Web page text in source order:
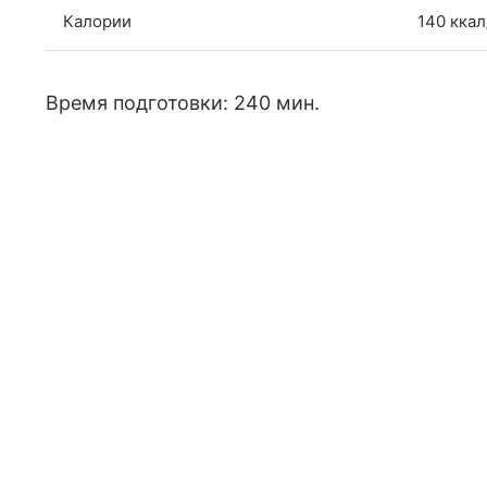
Калории 140
Время подготовки: 240 мин.